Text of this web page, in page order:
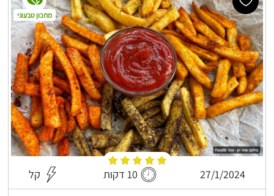
27/1/2024 10 דקות קל
מתכון טבעוני